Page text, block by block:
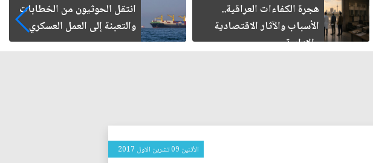
هجرة الكفاءات العراقية..
الأسباب والآثار الاقتصادية
والإدارية
انتقل الحوثيون من الخطابات
والتعبئة إلى العمل العسكري
الأثنين 09 تشرين الاول 2017